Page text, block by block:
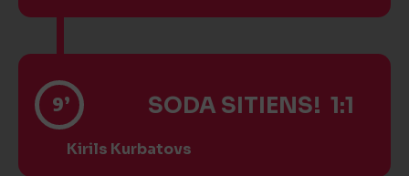
9’ SODA SITIENS! 1:1
Kirils Kurbatovs